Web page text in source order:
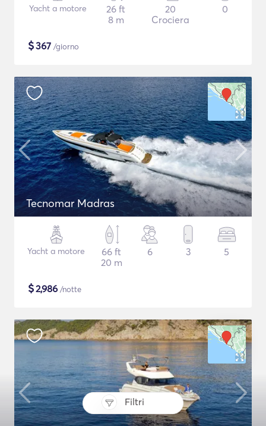
Filtri
Yacht a motore
26 ft
8 m
20
Crociera
0
$367 /giorno
Tecnomar Madras
Yacht a motore
66 ft
20 m
6 3 5
$2,986 /notte